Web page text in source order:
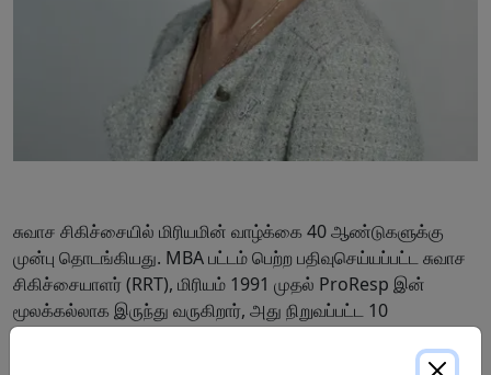
சுவாச சிகிச்சையில் மிரியமின் வாழ்க்கை 40 ஆண்டுகளுக்கு
முன்பு தொடங்கியது. MBA பட்டம் பெற்ற பதிவுசெய்யப்பட்ட சுவாச
சிகிச்சையாளர் (RRT), மிரியம் 1991 முதல் ProResp இன்
மூலக்கல்லாக இருந்து வருகிறார், அது நிறுவப்பட்ட 10
அப்போதிருந்து, ProResp இன் வளர்ச்சியில் மிரியம் ஒரு உந்து